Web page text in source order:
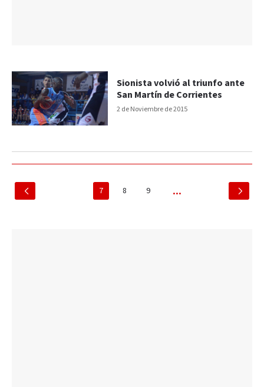
2 de Noviembre de 2015
Sionista volvió al triunfo ante
San Martín de Corrientes
7 8 9